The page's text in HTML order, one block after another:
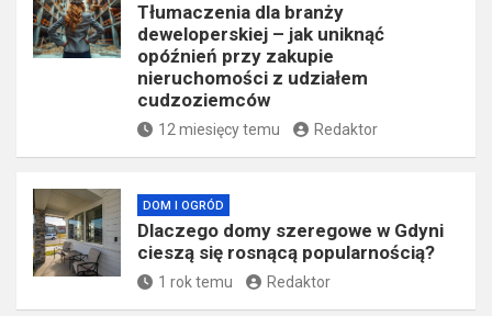
Tłumaczenia dla branży
deweloperskiej – jak uniknąć
opóźnień przy zakupie
nieruchomości z udziałem
cudzoziemców
12 miesięcy temu Redaktor
DOM I OGRÓD
Dlaczego domy szeregowe w Gdyni
cieszą się rosnącą popularnością?
1 rok temu Redaktor